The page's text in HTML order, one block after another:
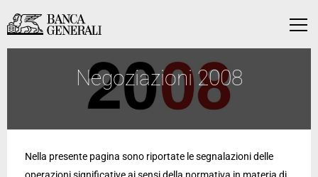
Vai al contenuto principale
Menu
Vai al contenuto principale
Negoziazioni 2008
Nella presente pagina sono riportate le segnalazioni delle